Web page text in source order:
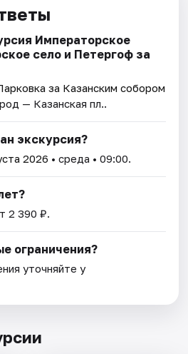
Императорское
село и Петергоф за
за Казанским собором
— Казанская пл..
экскурсия?
2026 • среда • 09:00.
2 390 ₽.
ограничения?
уточняйте у